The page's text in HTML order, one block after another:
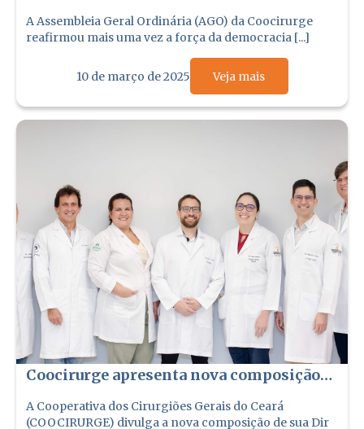
compromisso democrático da Coocirurge
A Assembleia Geral Ordinária (AGO) da Coocirurge
reafirmou mais uma vez a força da democracia [...]
10 de março de 2025 Veja mais
Coocirurge apresenta nova composição
da Diretoria e Conselhos para o ciclo
2024–2027
A Cooperativa dos Cirurgiões Gerais do Ceará
(COOCIRURGE) divulga a nova composição de sua Dir